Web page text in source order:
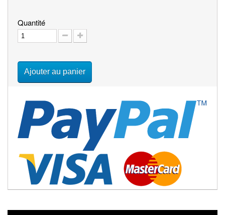
Quantité
Ajouter au panier